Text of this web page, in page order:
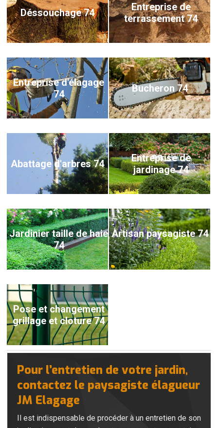
Déssouchage 74
Entreprise de
terrassement 74
Entreprise d'élagage
74
Bucheron 74
Abattage d'arbres 74
Entreprise de
jardinage 74
Jardinier taille de haie
74
Artisan paysagiste 74
Pose et changement
grillage et cloture 74
Pour l’entretien de votre jardin,
contactez le paysagiste élagueur
JM Elagage
Il est indispensable de procéder à un entretien de son